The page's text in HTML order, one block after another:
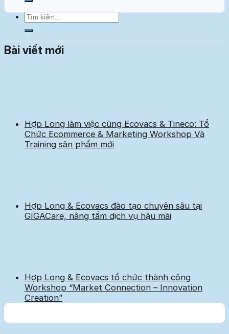
Bài viết mới
Hợp Long làm việc cùng Ecovacs & Tineco: Tổ
Chức Ecommerce & Marketing Workshop Và
Training sản phẩm mới
Hợp Long & Ecovacs đào tạo chuyên sâu tại
GIGACare, nâng tầm dịch vụ hậu mãi
Hợp Long & Ecovacs tổ chức thành công
Workshop “Market Connection – Innovation
Creation”